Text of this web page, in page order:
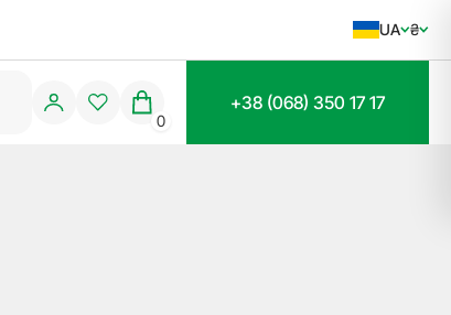
UA ₴
0
+38 (068) 350 17 17